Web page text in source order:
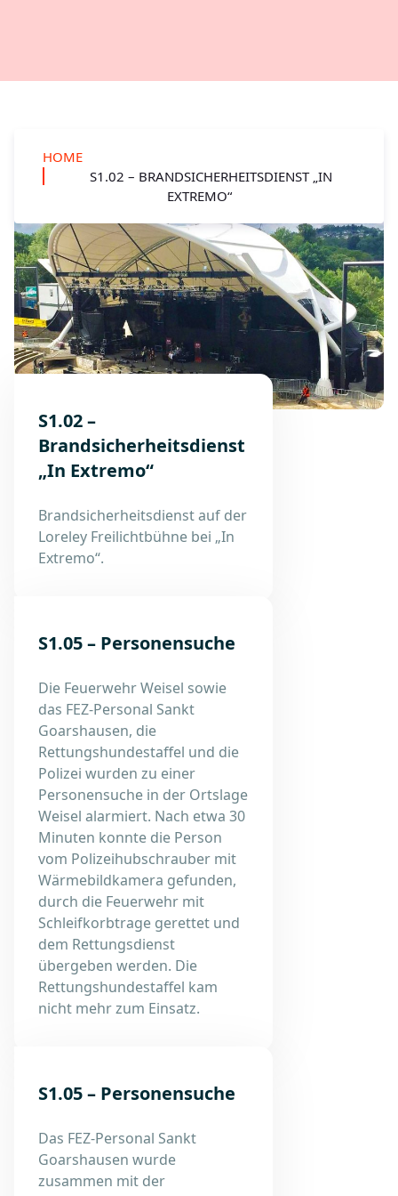
HOME
S1.02 – BRANDSICHERHEITSDIENST „IN
EXTREMO“
S1.02 –
Brandsicherheitsdienst
„In Extremo“
Brandsicherheitsdienst auf der
Loreley Freilichtbühne bei „In
Extremo“.
S1.05 – Personensuche
Die Feuerwehr Weisel sowie
das FEZ-Personal Sankt
Goarshausen, die
Rettungshundestaffel und die
Polizei wurden zu einer
Personensuche in der Ortslage
Weisel alarmiert. Nach etwa 30
Minuten konnte die Person
vom Polizeihubschrauber mit
Wärmebildkamera gefunden,
durch die Feuerwehr mit
Schleifkorbtrage gerettet und
dem Rettungsdienst
übergeben werden. Die
Rettungshundestaffel kam
nicht mehr zum Einsatz.
S1.05 – Personensuche
Das FEZ-Personal Sankt
Goarshausen wurde
zusammen mit der